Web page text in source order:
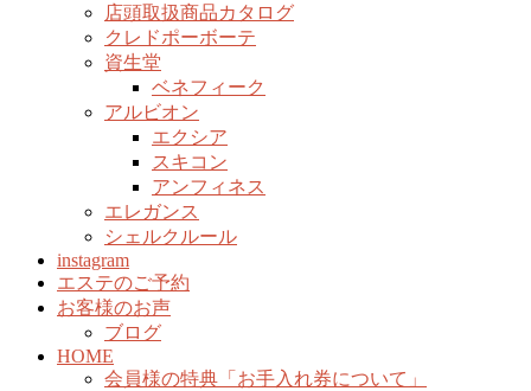
店頭取扱商品カタログ
クレドポーボーテ
資生堂
ベネフィーク
アルビオン
エクシア
スキコン
アンフィネス
エレガンス
シェルクルール
instagram
エステのご予約
お客様のお声
ブログ
HOME
会員様の特典「お手入れ券について」